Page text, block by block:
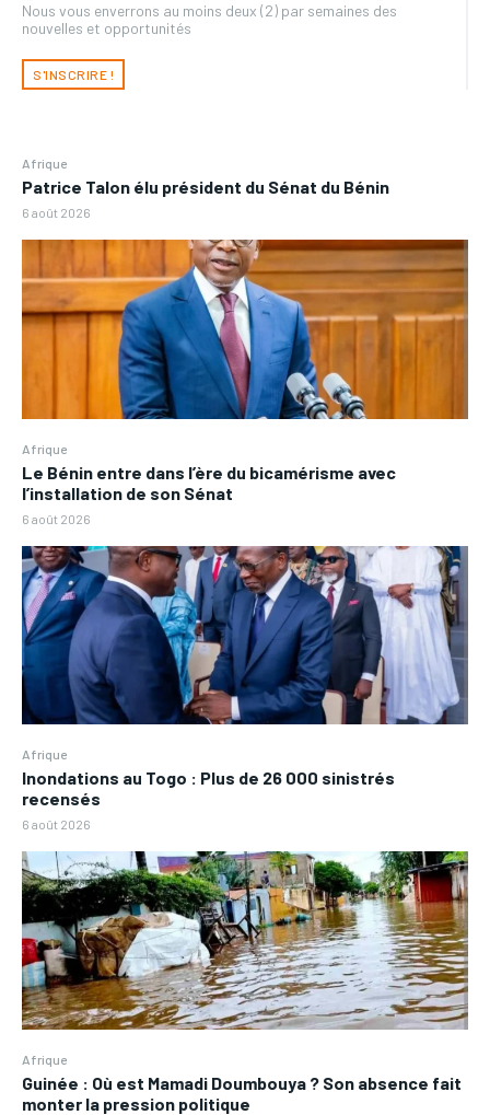
Nous vous enverrons au moins deux (2) par semaines des
nouvelles et opportunités
S'INSCRIRE !
Afrique
Patrice Talon élu président du Sénat du Bénin
6 août 2026
Afrique
Le Bénin entre dans l’ère du bicamérisme avec
l’installation de son Sénat
6 août 2026
Afrique
Inondations au Togo : Plus de 26 000 sinistrés
recensés
6 août 2026
Afrique
Guinée : Où est Mamadi Doumbouya ? Son absence fait
monter la pression politique